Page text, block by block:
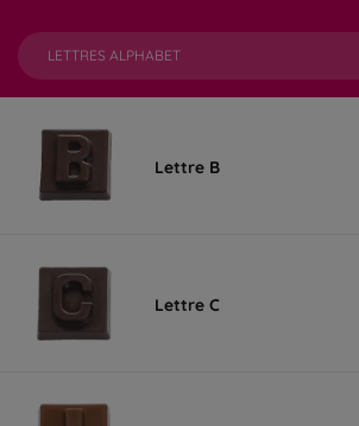
LETTRES ALPHABET
Lettre B
Lettre C